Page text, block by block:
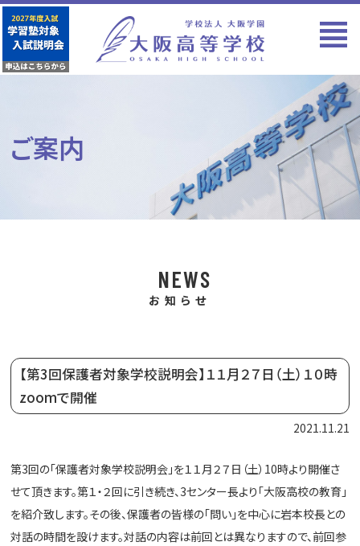
ご案内
NEWS
お知らせ
【第3回保護者対象学校説明会】１１月２７日（土）１０時
zoomで開催
2021.11.21
第3回の「保護者対象学校説明会」を１１月２７日（土）10時より開催さ
せて頂きます。第１・２回に引き続き、3センター長より「大阪高校の教育」
を紹介致します。その後、保護者の皆様の「問い」を中心に岩本校長との
対話の時間を設けます。対話の内容は前回とは異なりますので、前回参